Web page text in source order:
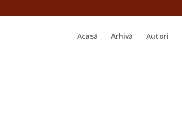
Acasă Arhivă Autori